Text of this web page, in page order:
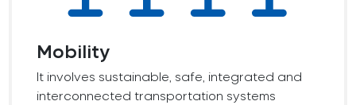
Mobility
It involves sustainable, safe, integrated and
interconnected transportation systems